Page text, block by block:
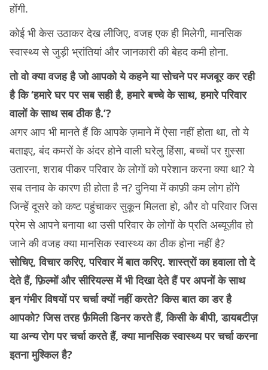
होंगी.
कोई भी केस उठाकर देख लीजिए, वजह एक ही मिलेगी, मानसिक
स्वास्थ्य से जुड़ी भ्रांतियां और जानकारी की बेहद कमी होना.
तो वो क्या वजह है जो आपको ये कहने या सोचने पर मजबूर कर रही
है कि ‘हमारे घर पर सब सही है, हमारे बच्चे के साथ, हमारे परिवार
वालों के साथ सब ठीक है.’?
अगर आप भी मानते हैं कि आपके ज़माने में ऐसा नहीं होता था, तो ये
बताइए, बंद कमरों के अंदर होने वाली घरेलु हिंसा, बच्चों पर ग़ुस्सा
उतारना, शराब पीकर परिवार के लोगों को परेशान करना क्या था? ये
सब तनाव के कारण ही होता है न? दुनिया में काफ़ी कम लोग होंगे
जिन्हें दूसरे को कष्ट पहुंचाकर सुकून मिलता हो, और वो परिवार जिस
प्रेम से आपने बनाया था उसी परिवार के लोगों के प्रति अब्यूज़ीव हो
जाने की वजह क्या मानसिक स्वास्थ्य का ठीक होना नहीं है?
सोचिए, विचार करिए, परिवार में बात करिए. शास्त्रों का हवाला तो दे
देते हैं, फ़िल्मों और सीरियल्स में भी दिखा देते हैं पर अपनों के साथ
इन गंभीर विषयों पर चर्चा क्यों नहीं करते? किस बात का डर है
आपको? जिस तरह फ़ैमिली डिनर करते हैं, किसी के बीपी, डायबटीज़
या अन्य रोग पर चर्चा करते हैं, क्या मानसिक स्वास्थ्य पर चर्चा करना
इतना मुश्किल है?